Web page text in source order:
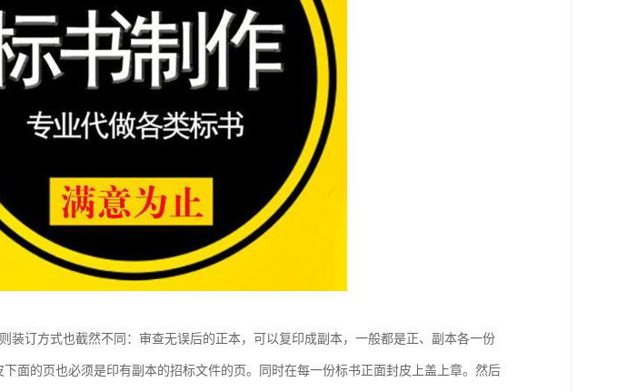
装订方式也截然不同：审查无误后的正本，可以复印成副本，一般都是正、副本各一份
面的页也必须是印有副本的招标文件的页。同时在每一份标书正面封皮上盖上章。然后